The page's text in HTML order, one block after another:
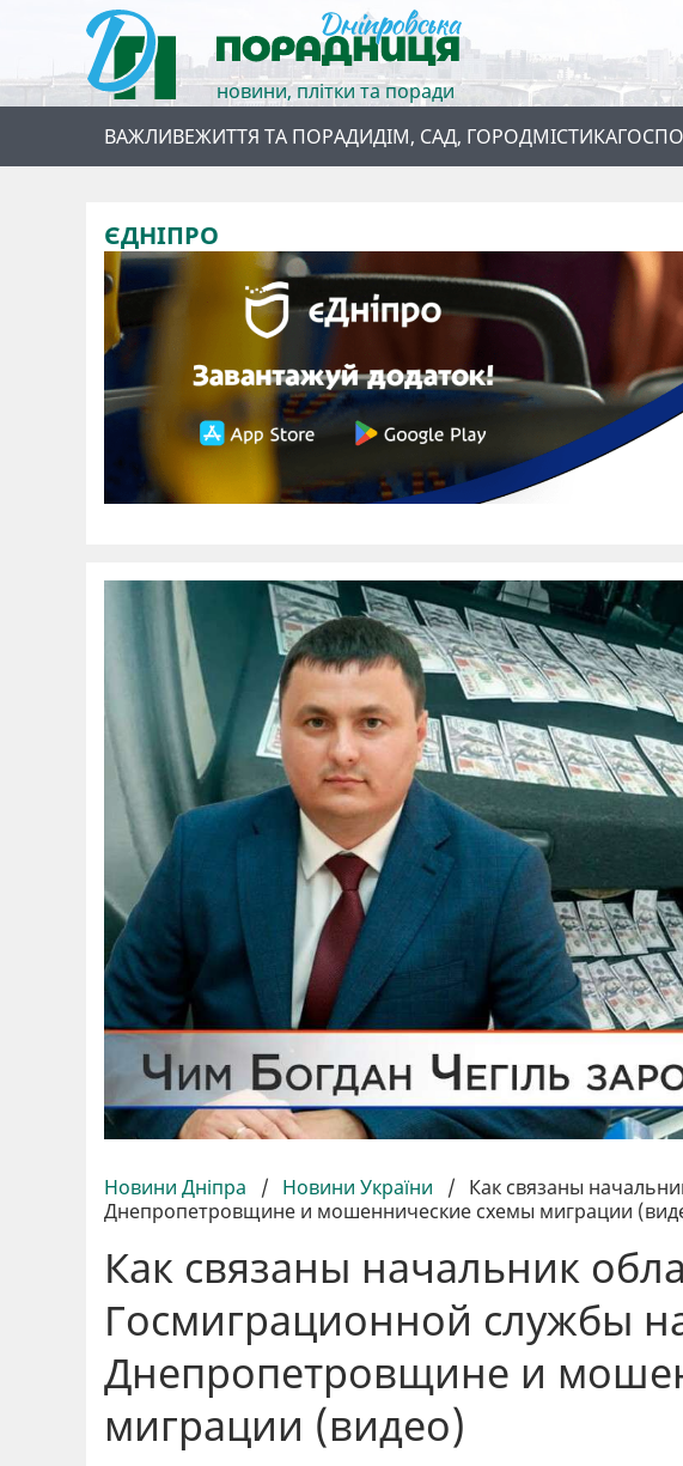
новини, плітки та поради
ВАЖЛИВЕЖИТТЯ ТА ПОРАДИДІМ, САД, ГОРОДМІСТИКА
ЄДНІПРО
Новини Дніпра / Новини України / Как связаны
Днепропетровщине и мошеннические схемы миграции
Как связаны начальник
Госмиграционной службы
Днепропетровщине и
миграции (видео)